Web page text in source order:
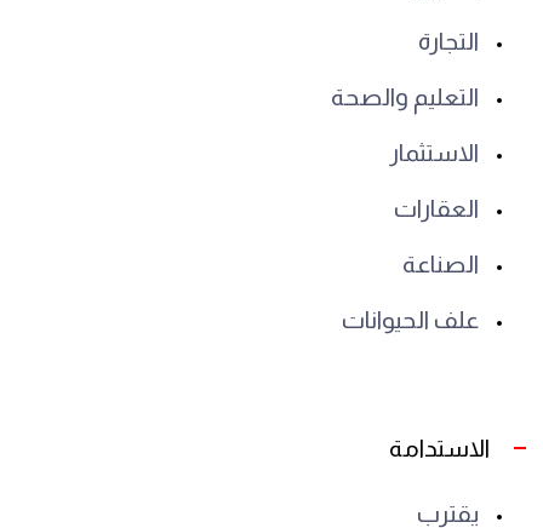
التجارة
التعليم والصحة
الاستثمار
العقارات
الصناعة
علف الحيوانات
الاستدامة
يقترب